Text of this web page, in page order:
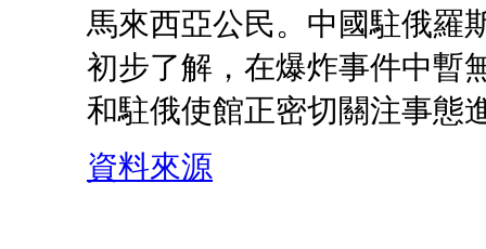
馬來西亞公民。中國駐俄羅
初步了解，在爆炸事件中暫
和駐俄使館正密切關注事態
資料來源